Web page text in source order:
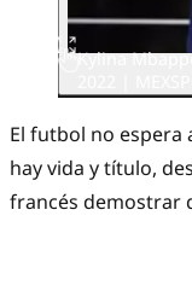
Kylina
El futbol no espera
hay vida y título,
francés demostrar